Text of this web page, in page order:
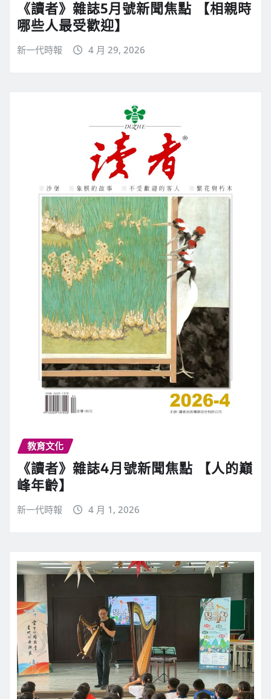
《讀者》雜誌5月號新聞焦點 【相親時
哪些人最受歡迎】
新一代時報 4 月 29, 2026
教育文化
《讀者》雜誌4月號新聞焦點 【人的巔
峰年齡】
新一代時報 4 月 1, 2026